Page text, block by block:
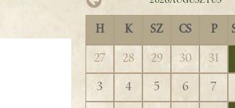
H K SZ CS P
27 28 29 30 31
3
4 5 6 7